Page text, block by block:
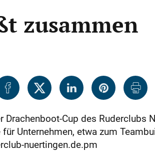
zusammen
Cup des Ruderclubs
Unternehmen, etwa zum
nuertingen.de.pm